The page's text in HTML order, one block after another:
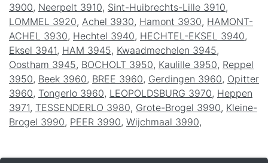
3900, Neerpelt 3910, Sint-Huibrechts-Lille 3910,
LOMMEL 3920, Achel 3930, Hamont 3930, HAMONT-
ACHEL 3930, Hechtel 3940, HECHTEL-EKSEL 3940,
Eksel 3941, HAM 3945, Kwaadmechelen 3945,
Oostham 3945, BOCHOLT 3950, Kaulille 3950, Reppel
3950, Beek 3960, BREE 3960, Gerdingen 3960, Opitter
3960, Tongerlo 3960, LEOPOLDSBURG 3970, Heppen
3971, TESSENDERLO 3980, Grote-Brogel 3990, Kleine-
Brogel 3990, PEER 3990, Wijchmaal 3990,